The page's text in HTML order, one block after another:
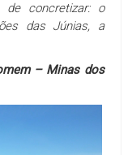
concretizar: o
das Júnias, a
– Minas dos